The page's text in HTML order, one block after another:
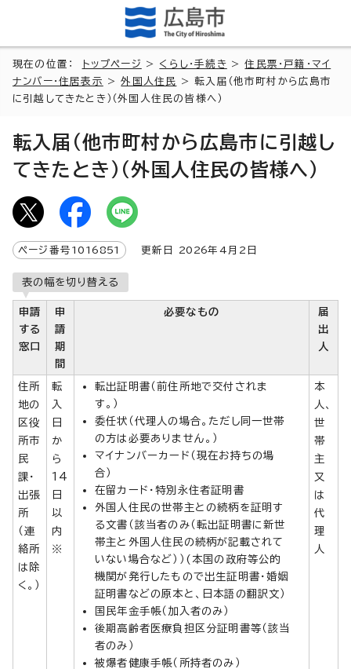
現在の位置： トップページ > くらし・手続き >住民票・戸籍・マイ
ナンバー・住居表示
>外国人住民
> 転入届（他市町村から広島市
に引越してきたとき）（外国人住民の皆様へ）
転入届（他市町村から広島市に引越し
てきたとき）（外国人住民の皆様へ）
ページ番号 1016851 更新日 2026年4月2日
表の幅を切り替える
申請
する
窓口
申
請
期
間
必要なもの
届
出
人
住所
地の
区役
所市
民
課・
出張
所
（連
絡所
は除
く。）
転
入
日
か
ら
14
日
以
内
※
転出証明書（前住所地で交付されま
す。）
委任状（代理人の場合。ただし同一世帯
の方は必要ありません。）
マイナンバーカード（現在お持ちの場
合）
在留カード・特別永住者証明書
外国人住民の世帯主との続柄を証明す
る文書（該当者のみ（転出証明書に新世
帯主と外国人住民の続柄が記載されて
いない場合など））(本国の政府等公的
機関が発行したもので出生証明書・婚姻
証明書などの原本と、日本語の翻訳文）
国民年金手帳（加入者のみ）
後期高齢者医療負担区分証明書等（該当
者のみ）
被爆者健康手帳（所持者のみ）
本
人、
世
帯
主
又
は
代
理
人